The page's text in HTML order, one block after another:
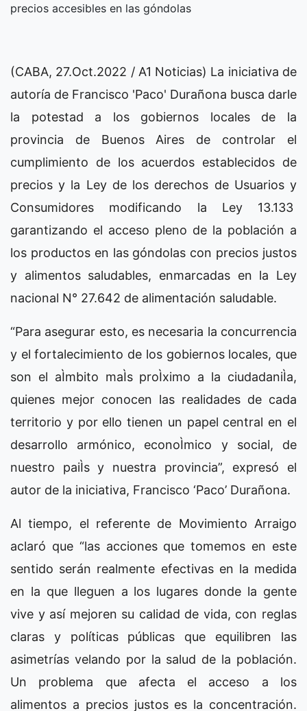
precios accesibles en las góndolas
(CABA, 27.Oct.2022 / A1 Noticias) La iniciativa de
autoría de Francisco 'Paco' Durañona busca darle
la potestad a los gobiernos locales de la
provincia de Buenos Aires de controlar el
cumplimiento de los acuerdos establecidos de
precios y la Ley de los derechos de Usuarios y
Consumidores modificando la Ley 13.133
garantizando el acceso pleno de la población a
los productos en las góndolas con precios justos
y alimentos saludables, enmarcadas en la Ley
nacional N° 27.642 de alimentación saludable.
“Para asegurar esto, es necesaria la concurrencia
y el fortalecimiento de los gobiernos locales, que
son el aÌmbito maÌs proÌximo a la ciudadaniÌa,
quienes mejor conocen las realidades de cada
territorio y por ello tienen un papel central en el
desarrollo armónico, econoÌmico y social, de
nuestro paiÌs y nuestra provincia”, expresó el
autor de la iniciativa, Francisco ‘Paco’ Durañona.
Al tiempo, el referente de Movimiento Arraigo
aclaró que “las acciones que tomemos en este
sentido serán realmente efectivas en la medida
en la que lleguen a los lugares donde la gente
vive y así mejoren su calidad de vida, con reglas
claras y políticas públicas que equilibren las
asimetrías velando por la salud de la población.
Un problema que afecta el acceso a los
alimentos a precios justos es la concentración.